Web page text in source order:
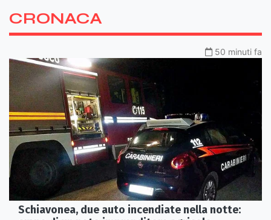
CRONACA
50 minuti fa
Schiavonea, due auto incendiate nella notte: